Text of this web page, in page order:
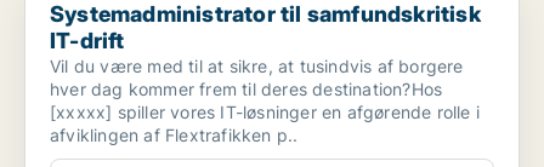
Systemadministrator til samfundskritisk
IT-drift
Vil du være med til at sikre, at tusindvis af borgere
hver dag kommer frem til deres destination?Hos
[xxxxx] spiller vores IT-løsninger en afgørende rolle i
afviklingen af Flextrafikken p..